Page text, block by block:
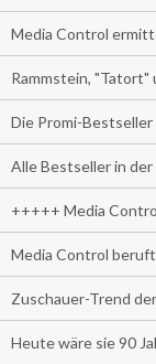
Media Control
Rammstein, "Tatort"
Die Promi-Bestseller
Alle Bestseller in
+++++ Media
Media Control
Zuschauer-Trend
Heute wäre sie 90